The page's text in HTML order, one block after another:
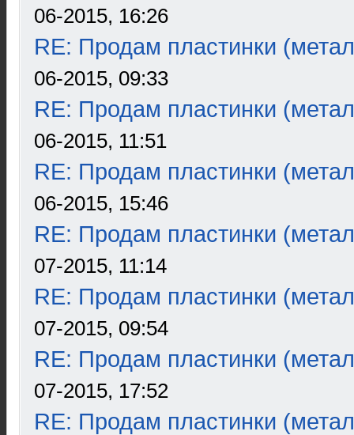
06-2015, 16:26
RE: Продам пластинки
06-2015, 09:33
RE: Продам пластинки
06-2015, 11:51
RE: Продам пластинки
06-2015, 15:46
RE: Продам пластинки
07-2015, 11:14
RE: Продам пластинки
07-2015, 09:54
RE: Продам пластинки
07-2015, 17:52
RE: Продам пластинки